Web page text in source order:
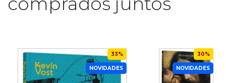
33%
NOVIDADES
30%
NOVIDADES